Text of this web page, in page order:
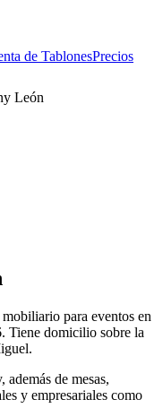
de TablonesPrecios
León
para eventos en
Tiene domicilio sobre la
además de mesas,
y empresariales como